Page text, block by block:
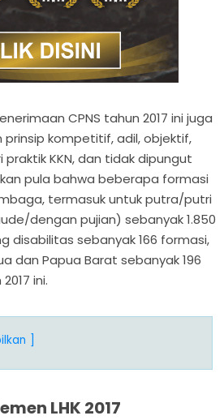
CPNS tahun 2017 ini juga
prinsip kompetitif, adil, objektif,
KKN, dan tidak dipungut
pula bahwa beberapa formasi
termasuk untuk putra/putri
dengan pujian) sebanyak 1.850
disabilitas sebanyak 166 formasi,
dan Papua Barat sebanyak 196
ini.
LHK 2017